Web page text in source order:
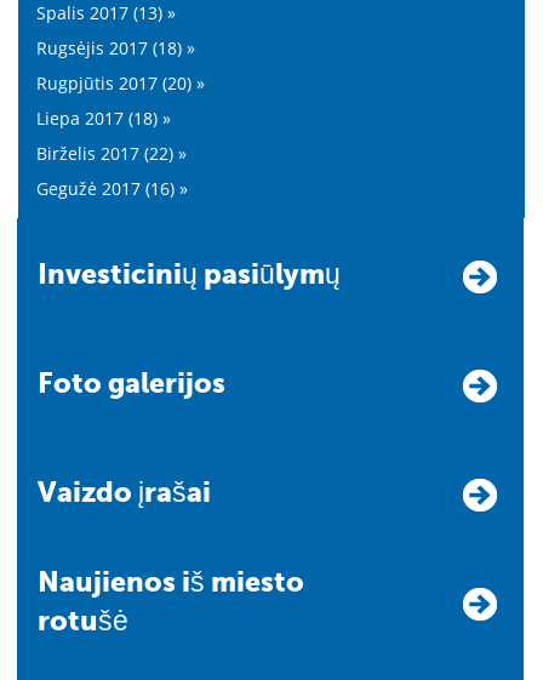
Spalis 2017 (13) »
Rugsėjis 2017 (18) »
Rugpjūtis 2017 (20) »
Liepa 2017 (18) »
Birželis 2017 (22) »
Gegužė 2017 (16) »
Investicinių pasiūlymų
Foto galerijos
Vaizdo įrašai
Naujienos iš miesto
rotušė